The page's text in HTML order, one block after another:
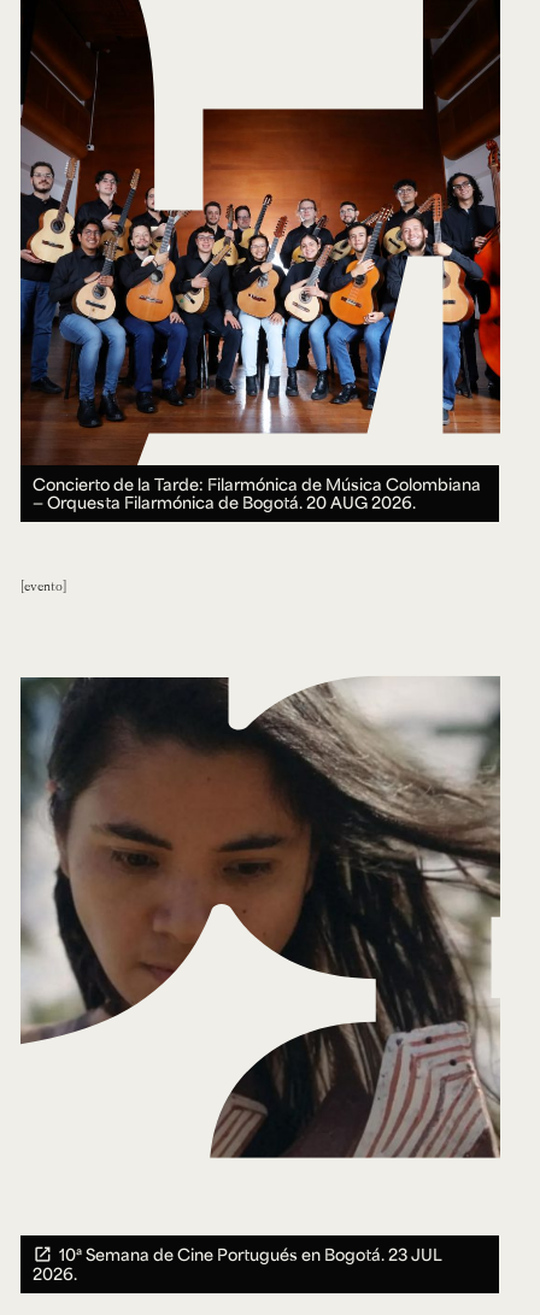
Concierto de la Tarde: Filarmónica de Música Colombiana
— Orquesta Filarmónica de Bogotá.20 AUG 2026.
evento
10ª Semana de Cine Portugués en Bogotá.23 JUL
2026.